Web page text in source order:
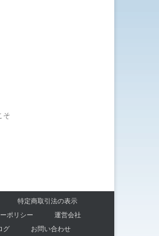
そ
特定商取引法の表示
ポリシー
運営会社
グ
お問い合わせ